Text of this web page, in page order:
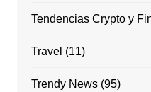
Tendencias Crypto y
Travel (11)
Trendy News(95)